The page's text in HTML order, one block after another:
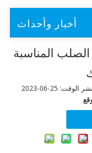
أخبار وأحداث
الصلب المناسبة